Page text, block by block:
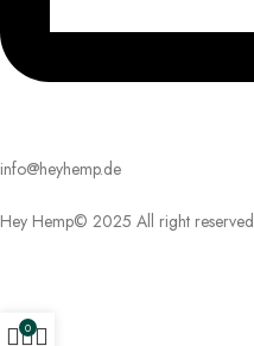
info@heyhemp.de
Hey Hemp© 2025 All right reserved
0